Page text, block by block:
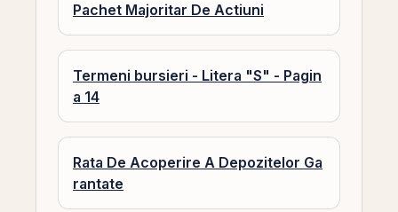
Pachet Majoritar De Actiuni
Termeni bursieri - Litera "S" - Pagin
a 14
Rata De Acoperire A Depozitelor Ga
rantate